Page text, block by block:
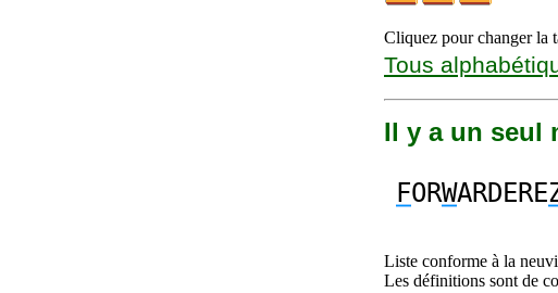
Cliquez pour changer la
Tous
Il y a un seul
FORWARDERE
Liste conforme à la
Les définitions sont de